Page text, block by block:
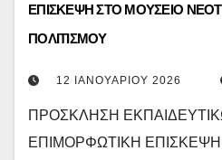
ΕΠΙΣΚΕΨΗ ΣΤΟ ΜΟΥΣΕΙΟ
ΠΟΛΙΤΙΣΜΟΥ
12 ΙΑΝΟΥΑΡΊΟΥ 2026
ΠΡΟΣΚΛΗΣΗ
ΕΠΙΜΟΡΦΩΤΙΚΗ